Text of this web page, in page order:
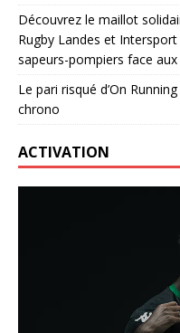
Découvrez le maillot
Rugby Landes et
sapeurs-pompiers face
Le pari risqué d’On
chrono
ACTIVATION